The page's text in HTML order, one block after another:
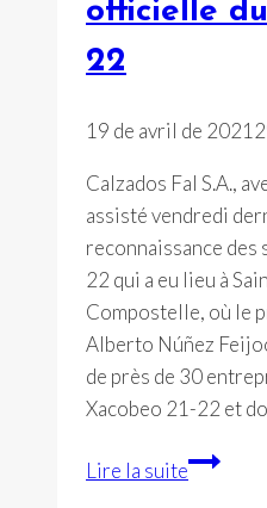
de
les
de
CO2
officielle
22
19 de avril de 2021
Calzados Fal S.A.,
assisté vendredi
reconnaissance des
22 qui a eu lieu à
Compostelle, où le
Alberto Núñez
de près de 30
Xacobeo 21-22 et
Lire la suiteChiruca®,